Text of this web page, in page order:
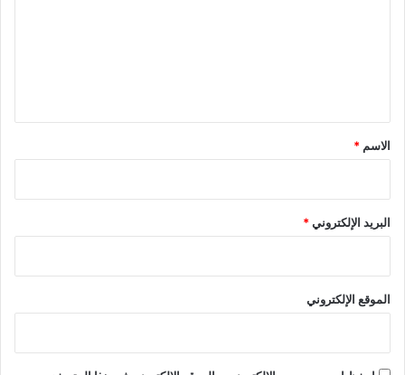
*
الاسم *
البريد الإلكتروني*
الموقع الإلكتروني